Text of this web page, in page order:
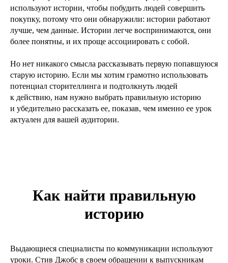
используют истории, чтобы побудить людей совершить
покупку, потому что они обнаружили: истории работают
лучше, чем данные. Истории легче воспринимаются, они
более понятны, и их проще ассоциировать с собой.
Но нет никакого смысла рассказывать первую попавшуюся
старую историю. Если мы хотим грамотно использовать
потенциал сторителлинга и подтолкнуть людей
к действию, нам нужно выбрать правильную историю
и убедительно рассказать ее, показав, чем именно ее урок
актуален для вашей аудитории.
Как найти правильную
историю
Выдающиеся специалисты по коммуникации используют
уроки. Стив Джобс в своем обращении к выпускникам